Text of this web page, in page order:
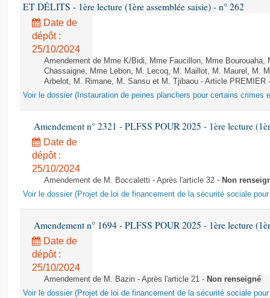
ET DÉLITS - 1ère lecture (1ère assemblée saisie) - n° 262
Date de
dépôt :
25/10/2024
Amendement de Mme K/Bidi, Mme Faucillon, Mme Bourouaha,
Chassaigne, Mme Lebon, M. Lecoq, M. Maillot, M. Maurel, M.
Arbelot, M. Rimane, M. Sansu et M. Tjibaou - Article PREMIER
Voir le dossier (Instauration de peines planchers pour certains crimes
Amendement n° 2321 - PLFSS POUR 2025 - 1ère lecture
Date de
dépôt :
25/10/2024
Amendement de M. Boccaletti - Après l'article 32 - Non
Voir le dossier (Projet de loi de financement de la sécurité sociale pour
Amendement n° 1694 - PLFSS POUR 2025 - 1ère lecture
Date de
dépôt :
25/10/2024
Amendement de M. Bazin - Après l'article 21 - Non renseigné
Voir le dossier (Projet de loi de financement de la sécurité sociale pour